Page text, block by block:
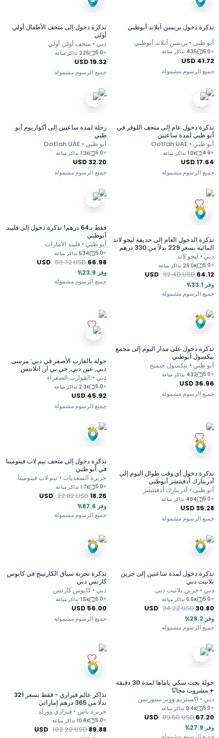
تذكرة دخول بريسن آيلاند أبوظبي
أبو ظبي • بريسن آيلاند أبوظبي
⭐
5.0 435 تذاكر مباعة
41.72
USD
جميع الرسوم مشمولة
تذكرة دخول إلى متحف الأطفال أولي
أولي
دبي • متحف أولي أولي
⭐
5.0 225 تذاكر مباعة
19.32
USD
جميع الرسوم مشمولة
تذكرة دخول عام إلى متحف اللوفر في
أبو ظبي لمدة ساعتين
أبو ظبي • Ootlah UAE
⭐
4.9 1.0K تذاكر مباعة
17.64
USD
جميع الرسوم مشمولة
رحلة لمدة ساعتين إلى أكواريوم أبو
ظبي
أبو ظبي • Ootlah UAE
⭐
5.0 1.3K تذاكر مباعة
32.20
USD
جميع الرسوم مشمولة
تذكرة الدخول العام إلى حديقة ليجو لاند
المائية بسعر 229 بدلاً من 330 درهم
دبي • ليجو لاند
⭐
5.0 26.0K تذاكر مباعة
64.12
USD 92.40USD
جميع الرسوم مشمولة
وفر 33.1%
فقط بـ64 درهم! تذكرة دخول إلى فليبد
أبوظبي
أبو ظبي • فليبد الأمارات
⭐
5.0 534 تذاكر مباعة
66.98
USD 83.72USD
جميع الرسوم مشمولة
وفر 23.9%
تذكرة دخول على مدار اليوم إلى مجمع
بيكسول أبوظبي
أبو ظبي • بيكسول جيمنج
⭐
5.0 432 تذاكر مباعة
36.96
USD
جميع الرسوم مشمولة
جولة بالقارب الأصفر في دبي: مرسى
دبي, عين دبي, جي بي ار, اتلانتس
دبي • القوارب الصفراء
⭐
5.0 2.3K تذاكر مباعة
45.92
USD
جميع الرسوم مشمولة
تذكرة دخول أي وقت طوال اليوم إلى
أدرينارك أدفنتشر أبوظبي
أبو ظبي • أدرينارك أدفنتشر
⭐
5.0 404 تذاكر مباعة
35.28
USD
جميع الرسوم مشمولة
تذكرة دخول إلى متحف تيم لاب فينومينا
في أبو ظبي
جزيرة السعديات • تيم لاب فينومينا
⭐
5.0 1.7K تذاكر مباعة
18.26
USD 22.82USD
جميع الرسوم مشمولة
وفر 87.6%
تذكرة دخول لمدة ساعتين إلى جرين
بلانيت دبي
دبي • جرين بلانيت دبي
⭐
5.0 5.5K تذاكر مباعة
30.80
USD 34.22USD
جميع الرسوم مشمولة
وفر 29.2%
تذكرة تجربة سباق الكارتينج في كايوس
كارتس دبي
دبي • كايوس كارتس
⭐
5.0 1.5K تذاكر مباعة
56.00
USD
جميع الرسوم مشمولة
جولة بجت سكي ياماها لمدة 30 دقيقة
+ مشروب مجانًا
دبي • اكستريم ووتر سبورتس
⭐
5.0 9.4K تذاكر مباعة
67.20
USD 89.60USD
وفر 27.9%
تذاكر عالم فيراري - فقط بسعر 321
بدلًا من 365 درهم إماراتي
جزيرة ياس • فيراري وورلد
⭐
5.0 10.8K تذاكر مباعة
89.88
USD 102.20USD